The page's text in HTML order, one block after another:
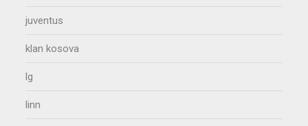
juventus
klan kosova
lg
linn